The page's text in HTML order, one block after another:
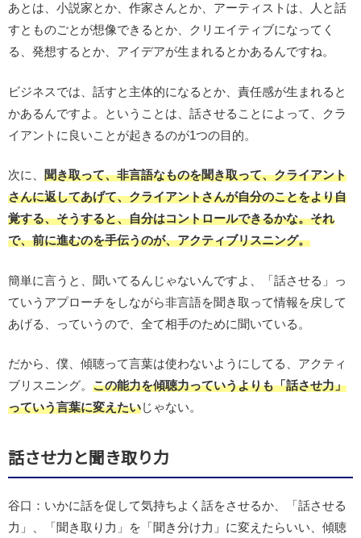
あとは、小説家とか、作家さんとか、アーティストは、人と話
すとものごとが想像できるとか、クリエイティブになってく
る、発想するとか、アイデアが生まれるとかあるんですね。
ビジネスでは、話すと主体的になるとか、責任感が生まれると
かあるんですよ。ということは、話させることによって、クラ
イアントに良いことが起きるのが1つの目的。
次に、 聞き取って、非言語なものを聞き取って、クライアント
さんに返してあげて、クライアントさんが自分のことをより自
覚する、そうすると、自分はコントロールできるかな。それ
で、前に進むのを手伝うのが、アクティブリスニング。
簡単に言うと、聞いてるんじゃないんですよ、「話させる」っ
ていうアプローチをしながら非言語を聞き取って情報を戻して
あげる、っていうので、全て相手のために聞いている。
だから、僕、傾聴って言葉は使わないようにしてる、アクティ
ブリスニング。 この能力を傾聴力っていうよりも「話させ力」
っていう言葉に変えたいじゃない。
話させ力と聞き取り力
谷口：いかに話を促して気持ちよく話をさせるか、「話させる
力」、「聞き取り力」を「聞き分け力」に変えたらいい、傾聴